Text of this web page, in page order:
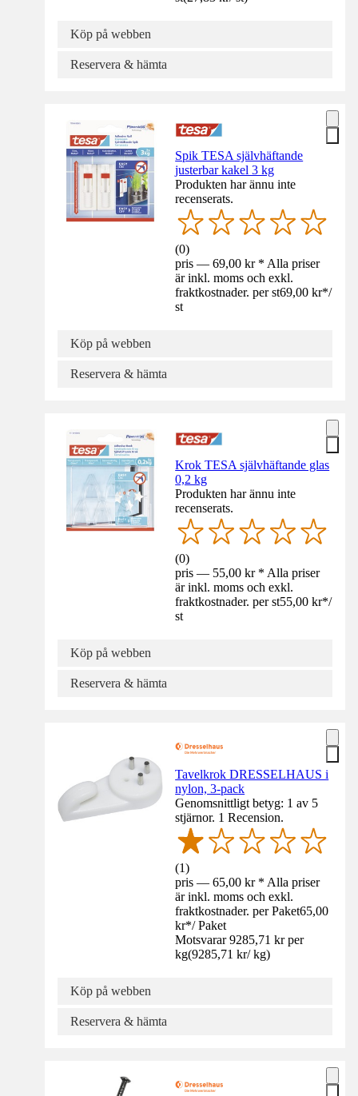
Köp på webben
Reservera & hämta
Spik TESA självhäftande
justerbar kakel 3 kg
Produkten har ännu inte
recenserats.
(0)
pris — 69,00 kr * Alla priser
är inkl. moms och exkl.
fraktkostnader. per st69,00 kr*/
st
Köp på webben
Reservera & hämta
Krok TESA självhäftande glas
0,2 kg
Produkten har ännu inte
recenserats.
(0)
pris — 55,00 kr * Alla priser
är inkl. moms och exkl.
fraktkostnader. per st55,00 kr*/
st
Köp på webben
Reservera & hämta
Tavelkrok DRESSELHAUS i
nylon, 3-pack
Genomsnittligt betyg: 1 av 5
stjärnor. 1 Recension.
(1)
pris — 65,00 kr * Alla priser
är inkl. moms och exkl.
fraktkostnader. per Paket65,00
kr*/ Paket
Motsvarar 9285,71 kr per
kg(9285,71 kr/ kg)
Köp på webben
Reservera & hämta